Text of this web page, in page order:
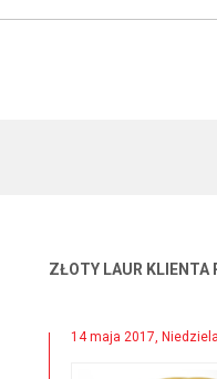
ZŁOTY LAUR KLIENTA
14 maja 2017, Niedziela